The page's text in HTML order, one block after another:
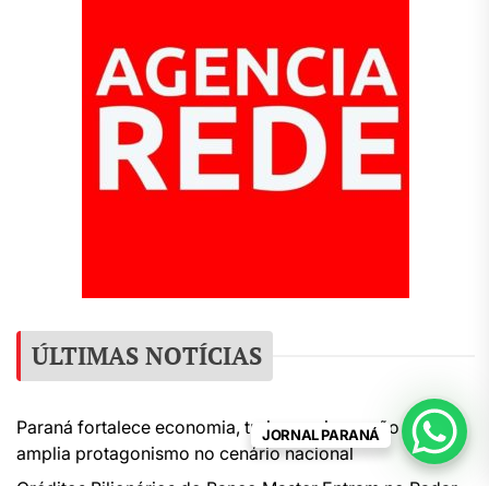
ÚLTIMAS NOTÍCIAS
Paraná fortalece economia, turismo e inovação e
amplia protagonismo no cenário nacional
JORNAL PARANÁ